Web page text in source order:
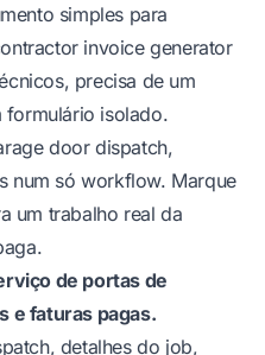
simples para
invoice generator
precisa de um
formulário isolado.
door dispatch,
num só workflow. Marque
um trabalho real da
de portas de
e faturas pagas.
detalhes do job,